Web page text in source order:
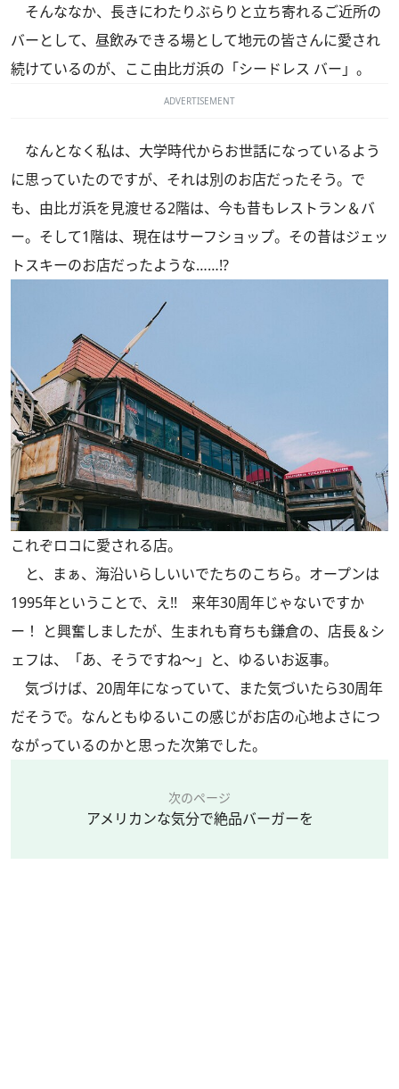
そんななか、長きにわたりぶらりと立ち寄れるご近所の
バーとして、昼飲みできる場として地元の皆さんに愛され
続けているのが、ここ由比ガ浜の「シードレス バー」。
ADVERTISEMENT
なんとなく私は、大学時代からお世話になっているよう
に思っていたのですが、それは別のお店だったそう。で
も、由比ガ浜を見渡せる2階は、今も昔もレストラン＆バ
ー。そして1階は、現在はサーフショップ。その昔はジェッ
トスキーのお店だったような……!?
これぞロコに愛される店。
と、まぁ、海沿いらしいいでたちのこちら。オープンは
1995年ということで、え!! 来年30周年じゃないですか
ー！ と興奮しましたが、生まれも育ちも鎌倉の、店長＆シ
ェフは、「あ、そうですね～」と、ゆるいお返事。
気づけば、20周年になっていて、また気づいたら30周年
だそうで。なんともゆるいこの感じがお店の心地よさにつ
ながっているのかと思った次第でした。
次のページ
アメリカンな気分で絶品バーガーを